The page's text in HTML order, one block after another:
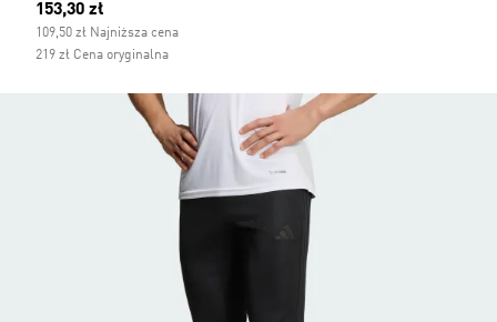
Bieżąca cena
153,30 zł
109,50 zł Najniższa cena
219 zł Cena oryginalna